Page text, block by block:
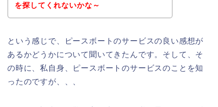
を探してくれないかな～
という感じで、ピースボートのサービスの良い感想が
あるかどうかについて聞いてきたんです。そして、そ
の時に、私自身、ピースボートのサービスのことを知
ったのですが、、、